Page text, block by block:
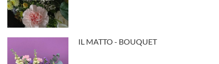
IL MATTO - BOUQUET